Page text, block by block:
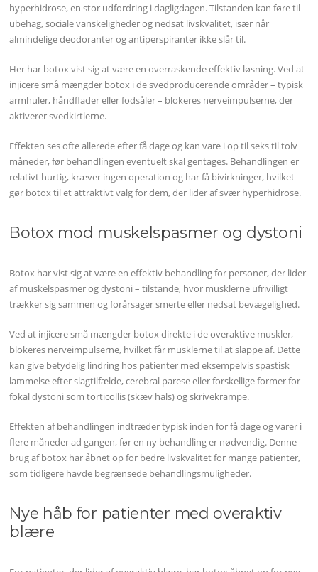
hyperhidrose, en stor udfordring i dagligdagen. Tilstanden kan føre til
ubehag, sociale vanskeligheder og nedsat livskvalitet, især når
almindelige deodoranter og antiperspiranter ikke slår til.
Her har botox vist sig at være en overraskende effektiv løsning. Ved at
injicere små mængder botox i de svedproducerende områder – typisk
armhuler, håndflader eller fodsåler – blokeres nerveimpulserne, der
aktiverer svedkirtlerne.
Effekten ses ofte allerede efter få dage og kan vare i op til seks til tolv
måneder, før behandlingen eventuelt skal gentages. Behandlingen er
relativt hurtig, kræver ingen operation og har få bivirkninger, hvilket
gør botox til et attraktivt valg for dem, der lider af svær hyperhidrose.
Botox mod muskelspasmer og dystoni
Botox har vist sig at være en effektiv behandling for personer, der lider
af muskelspasmer og dystoni – tilstande, hvor musklerne ufrivilligt
trækker sig sammen og forårsager smerte eller nedsat bevægelighed.
Ved at injicere små mængder botox direkte i de overaktive muskler,
blokeres nerveimpulserne, hvilket får musklerne til at slappe af. Dette
kan give betydelig lindring hos patienter med eksempelvis spastisk
lammelse efter slagtilfælde, cerebral parese eller forskellige former for
fokal dystoni som torticollis (skæv hals) og skrivekrampe.
Effekten af behandlingen indtræder typisk inden for få dage og varer i
flere måneder ad gangen, før en ny behandling er nødvendig. Denne
brug af botox har åbnet op for bedre livskvalitet for mange patienter,
som tidligere havde begrænsede behandlingsmuligheder.
Nye håb for patienter med overaktiv
blære